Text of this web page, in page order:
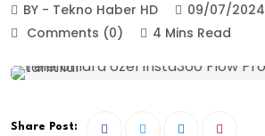
BY - Tekno Haber HD
09/07/2024
Comments (0)
4 Mins Read
Share Post: